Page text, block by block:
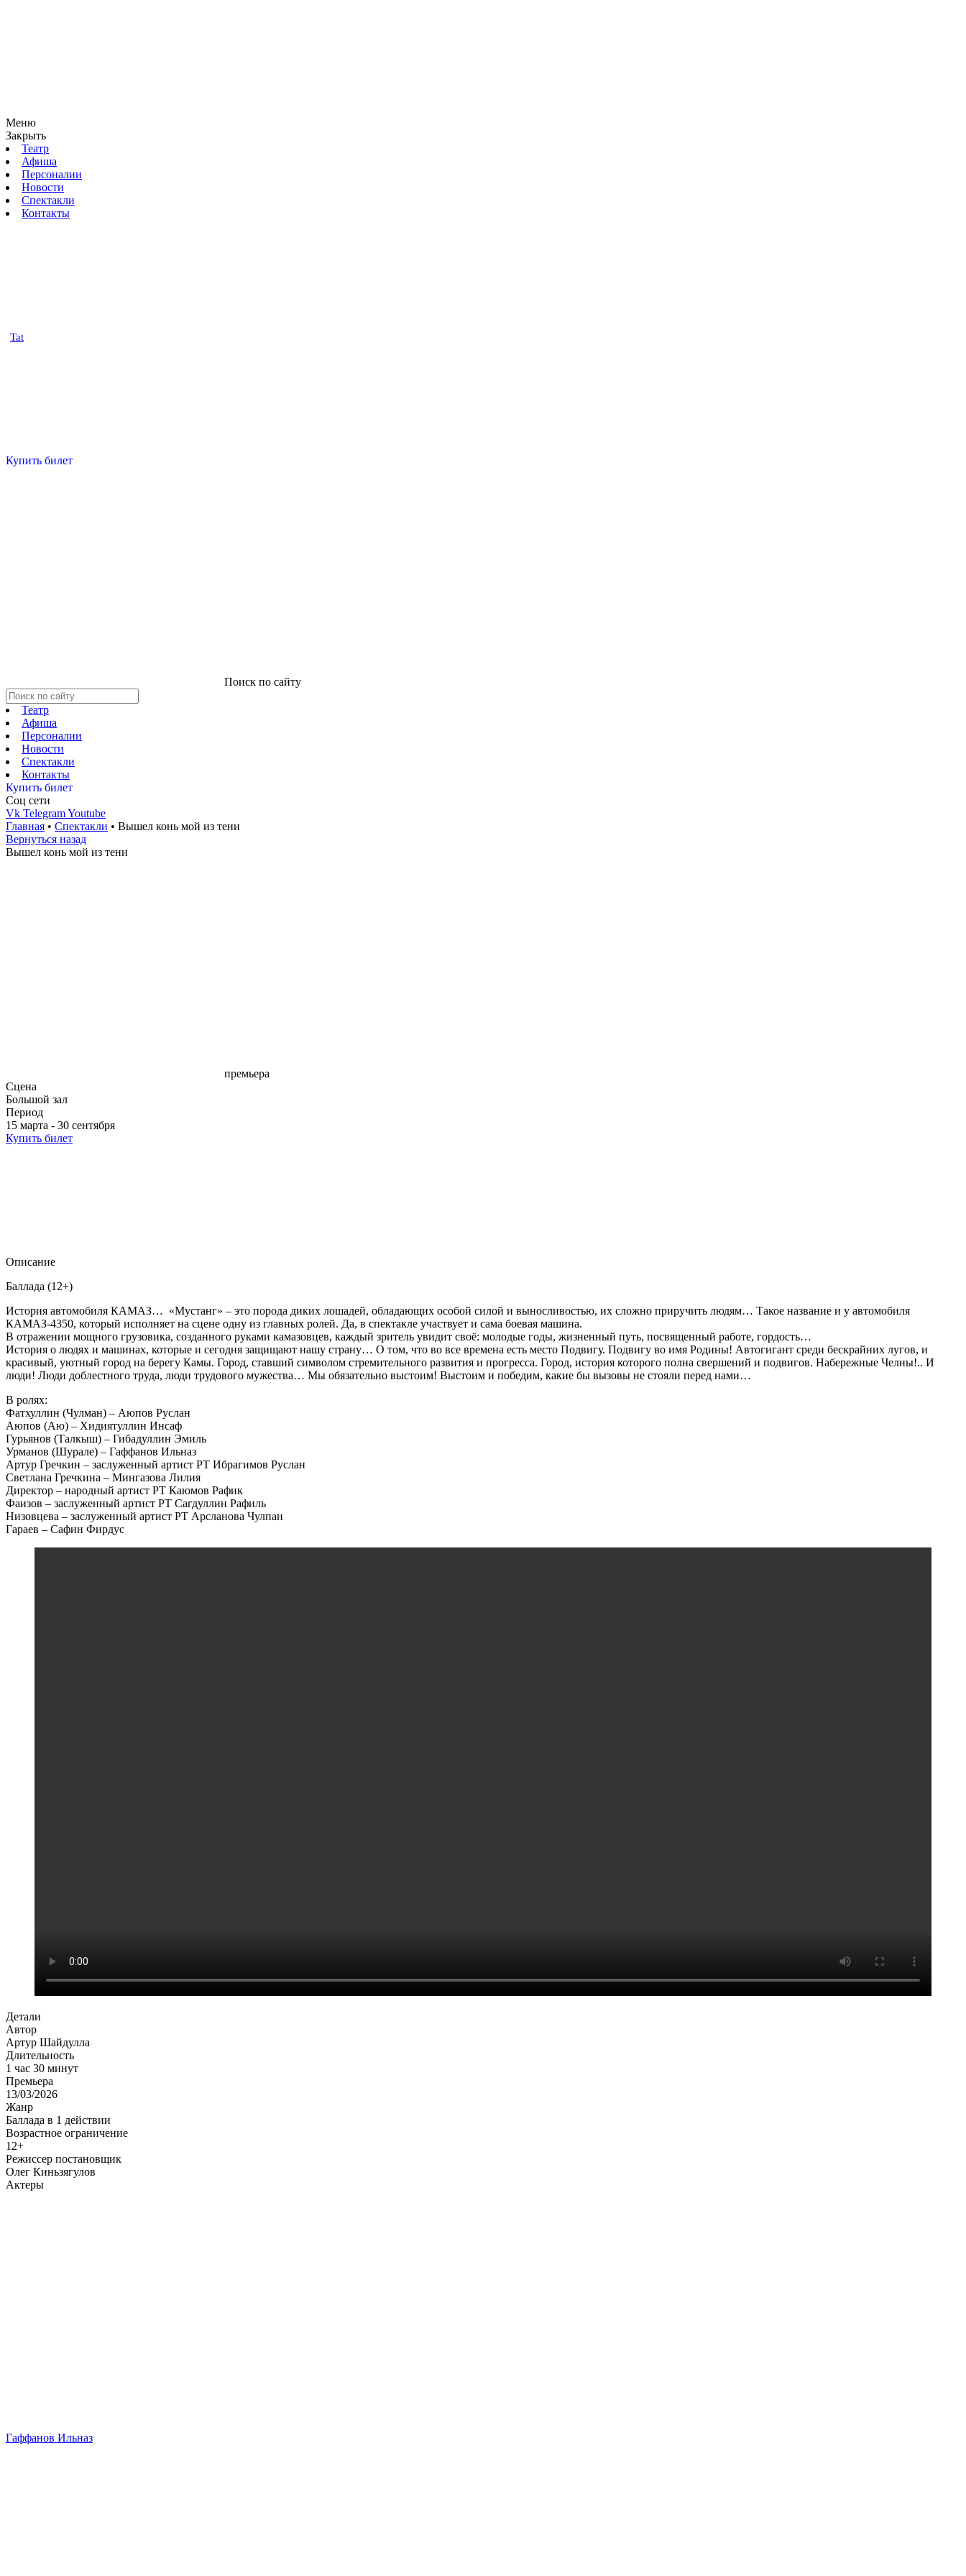
Меню
Закрыть
Театр
Афиша
Персоналии
Новости
Спектакли
Контакты
Tat
Купить билет
Поиск по сайту
Театр
Афиша
Персоналии
Новости
Спектакли
Контакты
Купить билет
Соц cети
Vk TelegramYoutube
Главная • Спектакли • Вышел конь мой из тени
Вернуться назад
Вышел конь мой из тени
премьера
Сцена
Большой зал
Период
15 марта - 30 сентября
Купить билет
Описание
Баллада (12+)
История автомобиля КАМАЗ… «Мустанг» – это порода диких лошадей, обладающих особой силой и выносливостью, их сложно приручить людям… Такое название и у автомобиля
КАМАЗ-4350, который исполняет на сцене одну из главных ролей. Да, в спектакле участвует и сама боевая машина.
В отражении мощного грузовика, созданного руками камазовцев, каждый зритель увидит своё: молодые годы, жизненный путь, посвященный работе, гордость…
История о людях и машинах, которые и сегодня защищают нашу страну… О том, что во все времена есть место Подвигу. Подвигу во имя Родины! Автогигант среди бескрайних лугов, и
красивый, уютный город на берегу Камы. Город, ставший символом стремительного развития и прогресса. Город, история которого полна свершений и подвигов. Набережные Челны!.. И
люди! Люди доблестного труда, люди трудового мужества… Мы обязательно выстоим! Выстоим и победим, какие бы вызовы не стояли перед нами…
В ролях:
Фатхуллин (Чулман) – Аюпов Руслан
Аюпов (Аю) – Хидиятуллин Инсаф
Гурьянов (Талкыш) – Гибадуллин Эмиль
Урманов (Шурале) – Гаффанов Ильназ
Артур Гречкин – заслуженный артист РТ Ибрагимов Руслан
Светлана Гречкина – Мингазова Лилия
Директор – народный артист РТ Каюмов Рафик
Фаизов – заслуженный артист РТ Сагдуллин Рафиль
Низовцева – заслуженный артист РТ Арсланова Чулпан
Гараев – Сафин Фирдус
Детали
Автор
Артур Шайдулла
Длительность
1 час 30 минут
Премьера
13/03/2026
Жанр
Баллада в 1 действии
Возрастное ограничение
12+
Режиссер постановщик
Олег Киньзягулов
Актеры
Гаффанов Ильназ